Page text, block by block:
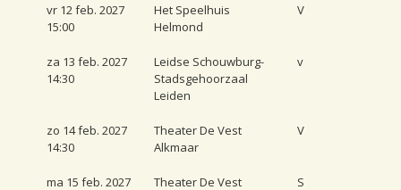
vr 12 feb. 2027
15:00
Het Speelhuis
Helmond
V
za 13 feb. 2027
14:30
Leidse Schouwburg-
Stadsgehoorzaal
Leiden
v
zo 14 feb. 2027
14:30
Theater De Vest
Alkmaar
V
ma 15 feb. 2027 Theater De Vest S